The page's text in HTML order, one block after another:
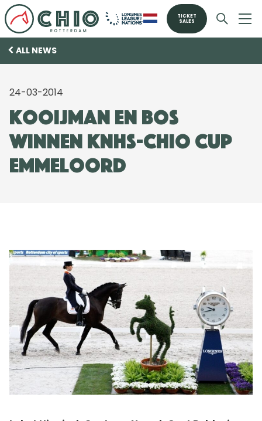
TICKET
SALES
ALL NEWS
24-03-2014
Kooijman en Bos
winnen KNHS-CHIO Cup
Emmeloord